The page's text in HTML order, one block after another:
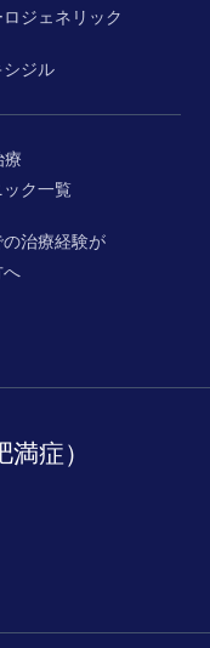
ジェネリック
シジル
療
ック一覧
治療経験が
へ
症）